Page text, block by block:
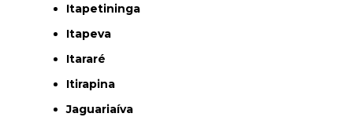
Itapetininga
Itapeva
Itararé
Itirapina
Jaguariaíva